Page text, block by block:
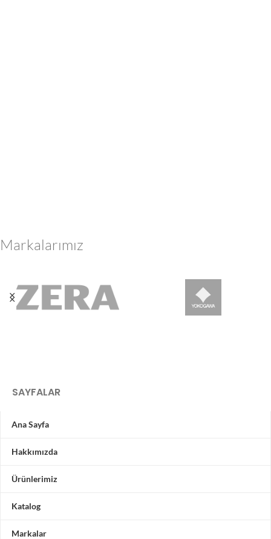
Markalarımız
SAYFALAR
Ana Sayfa
Hakkımızda
Ürünlerimiz
Katalog
Markalar